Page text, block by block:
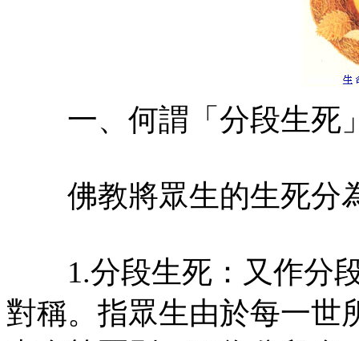
一、何謂「分段生死
佛教將眾生的生死分
1.分段生死：又作分段
對稱。指眾生由於每一世